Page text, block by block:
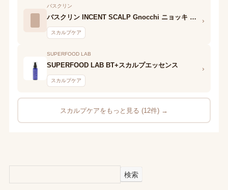
バスクリン
バスクリン INCENT SCALP Gnocchi ニョッキ スカルプクレンジング
スカルプケア
›
SUPERFOOD LAB
SUPERFOOD LAB BT+スカルプエッセンス
スカルプケア
›
スカルプケアをもっと見る (12件) →
検索